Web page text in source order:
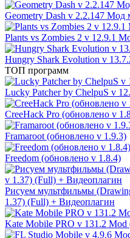
Geometry Dash v 2.2.147 Мод
Plants vs Zombies 2 v 12.9.1
Hungry Shark Evolution v
ТОП программ
Lucky Patcher by ChelpuS v
CreeHack Pro (обновлено v
Framaroot (обновлено v 1.9.3)
Freedom (обновлено v 1.8.4)
Рисуем мультфильмы
1.37) (Full) + Видеоплагин
Kate Mobile PRO v 131.2